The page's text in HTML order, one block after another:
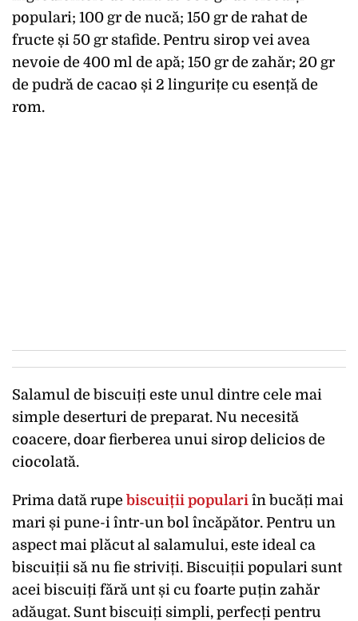
populari; 100 gr de nucă; 150 gr de rahat de
fructe și 50 gr stafide. Pentru sirop vei avea
nevoie de 400 ml de apă; 150 gr de zahăr; 20 gr
de pudră de cacao și 2 lingurițe cu esență de
rom.
Salamul de biscuiți este unul dintre cele mai
simple deserturi de preparat. Nu necesită
coacere, doar fierberea unui sirop delicios de
ciocolată.
Prima dată rupe biscuiții populari în bucăți mai
mari și pune-i într-un bol încăpător. Pentru un
aspect mai plăcut al salamului, este ideal ca
biscuiții să nu fie striviți. Biscuiții populari sunt
acei biscuiți fără unt și cu foarte puțin zahăr
adăugat. Sunt biscuiți simpli, perfecți pentru